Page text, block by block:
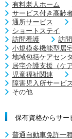
有料老人ホーム
サービス付き高齢
通所サービス
ショートステイ
訪問看護
訪
小規模多機能型居
地域包括ケアセン
居宅介護支援（ケ
児童福祉関連
障害児入所サービス
その他
保有資格からサー
普通自動車免許一